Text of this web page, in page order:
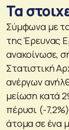
Τα
Σύμφωνα με
της Έρευνας
ανακοίνωσε,
Στατιστική
ανέργων
μείωση κατά
πέρυσι (-
άτομα σε ένα